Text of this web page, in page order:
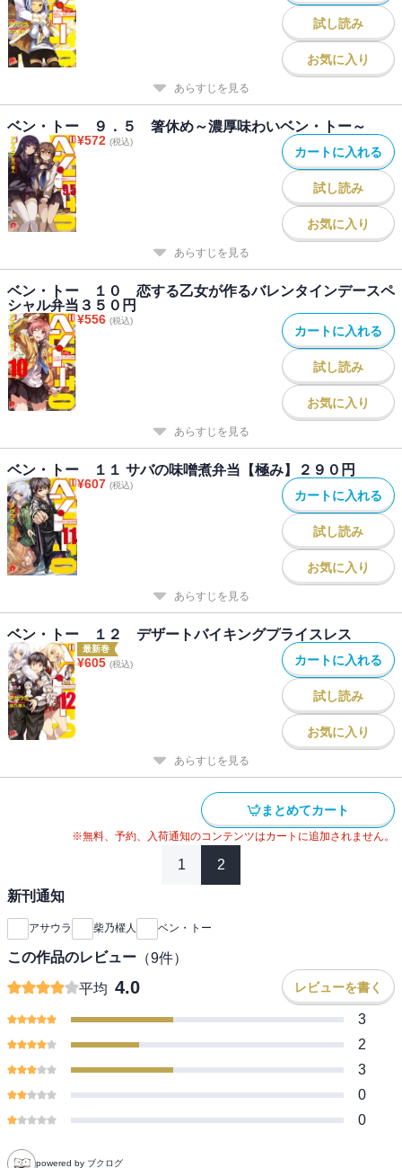
試し読み
お気に入り
あらすじを見る
ベン・トー ９．５ 箸休め～濃厚味わいベン・トー～
¥572 (税込)
カートに入れる
試し読み
お気に入り
あらすじを見る
ベン・トー １０ 恋する乙女が作るバレンタインデースペ
シャル弁当３５０円
¥556 (税込)
カートに入れる
試し読み
お気に入り
あらすじを見る
ベン・トー １１ サバの味噌煮弁当【極み】２９０円
¥607 (税込)
カートに入れる
試し読み
お気に入り
あらすじを見る
ベン・トー １２ デザートバイキングプライスレス
最新巻
¥605 (税込) カートに入れる
試し読み
お気に入り
あらすじを見る
まとめてカート
※無料、予約、入荷通知のコンテンツはカートに追加されません。
1 2
新刊通知
アサウラ 柴乃櫂人 ベン・トー
この作品のレビュー （9件）
平均 4.0 レビューを書く
3
2
3
0
0
powered by ブクログ